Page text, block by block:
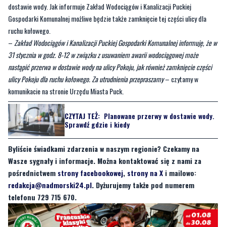
–Zakład Wodociągów i Kanalizacji Puckiej Gospodarki Komunalnej informuję, że w
31 stycznia w godz. 8-12 w związku z usuwaniem awarii wodociągowej może
nastąpić przerwa w dostawie wody na ulicy Pokoju, jak również zamknięcie części
ulicy Pokoju dla ruchu kołowego. Za utrudnienia przepraszamy– czytamy w
komunikacie na stronie Urzędu Miasta Puck.
CZYTAJ TEŻ: Planowane przerwy w dostawie wody.
Sprawdź gdzie i kiedy
Byliście świadkami zdarzenia w naszym regionie? Czekamy na
Wasze sygnały i informacje. Można kontaktować się z nami za
pośrednictwemstrony facebookowej,strony na Xi mailowo:
redakcja@nadmorski24.pl. Dyżurujemy także pod numerem
telefonu 729 715 670.